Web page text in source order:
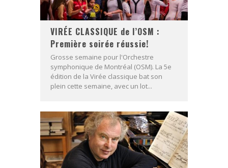
VIRÉE CLASSIQUE de l’OSM :
Première soirée réussie!
Grosse semaine pour l'Orchestre
symphonique de Montréal (OSM). La 5e
édition de la Virée classique bat son
plein cette semaine, avec un lot...